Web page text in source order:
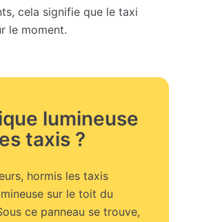
cela signifie que le taxi
le moment.
lumineuse
taxis ?
hormis les taxis
sur le toit du
ce panneau se trouve,